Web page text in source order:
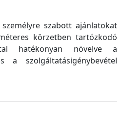
szabott ajánlatokat
körzetben tartózkodó
hatékonyan növelve a
a szolgáltatásigénybevétel